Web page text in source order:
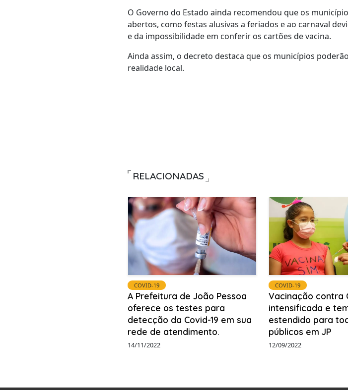
O Governo do Estado ainda recomendou que os
abertos, como festas alusivas a feriados e ao carnaval
e da impossibilidade em conferir os cartões de vacina.
Ainda assim, o decreto destaca que os municípios
realidade local.
RELACIONADAS
COVID-19
A Prefeitura de João Pessoa
oferece os testes para
detecção da Covid-19 em sua
rede de atendimento.
14/11/2022
COVID-19
Vacinação contra
intensificada e
estendido para
públicos em JP
12/09/2022